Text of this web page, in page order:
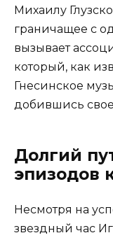
Михаилу
граничащее с
вызывает
который, как
Гнесинское
добившись
Долгий
эпизодов
Несмотря на
звездный час